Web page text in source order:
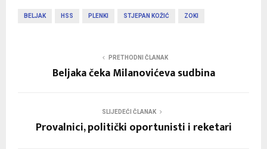
BELJAK HSS PLENKI STJEPAN KOŽIĆ ZOKI
PRETHODNI ČLANAK
Beljaka čeka Milanovićeva sudbina
SLIJEDEĆI ČLANAK
Provalnici, politički oportunisti i reketari